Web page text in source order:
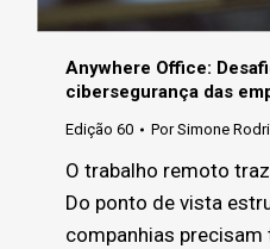
Anywhere Office:
cibersegurança das
Edição 60 PorSimone
O trabalho remoto
Do ponto de vista
companhias precisam